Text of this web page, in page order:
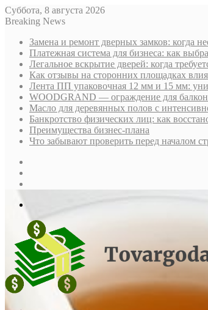
Суббота, 8 августа 2026
Breaking News
Замена и ремонт дверных замков: когда
Платежная система для бизнеса: как
Легальное вскрытие дверей: когда
Как отзывы на сторонних площадках
Лента ПП упаковочная 12 мм и 15 мм:
WOODGRAND — ограждение для
Масло для деревянных полов с
Банкротство физических лиц: как
Преимущества бизнес-плана
Что забывают проверить перед началом